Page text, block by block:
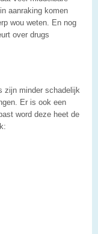
aanraking komen
wou weten. En nog
over drugs
zijn minder schadelijk
Er is ook een
word deze heet de